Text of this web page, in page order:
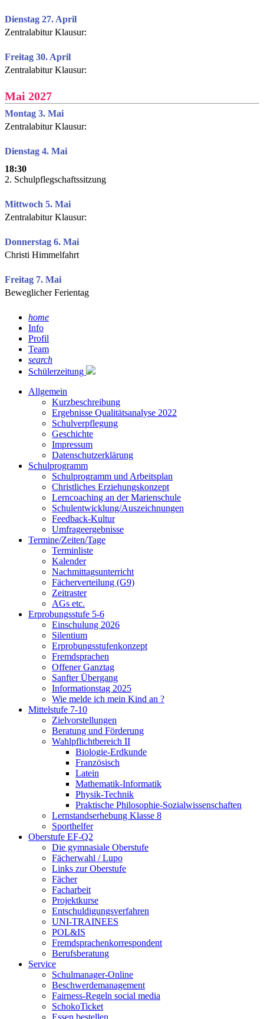
Dienstag 27. April
Zentralabitur Klausur:
Freitag 30. April
Zentralabitur Klausur:
Mai 2027
Montag 3. Mai
Zentralabitur Klausur:
Dienstag 4. Mai
18:30
2. Schulpflegschaftssitzung
Mittwoch 5. Mai
Zentralabitur Klausur:
Donnerstag 6. Mai
Christi Himmelfahrt
Freitag 7. Mai
Beweglicher Ferientag
home
Info
Profil
Team
search
Schülerzeitung
Allgemein
Kurzbeschreibung
Ergebnisse Qualitätsanalyse 2022
Schulverpflegung
Geschichte
Impressum
Datenschutzerklärung
Schulprogramm
Schulprogramm und Arbeitsplan
Christliches Erziehungskonzept
Lerncoaching an der Marienschule
Schulentwicklung/Auszeichnungen
Feedback-Kultur
Umfrageergebnisse
Termine/Zeiten/Tage
Terminliste
Kalender
Nachmittagsunterricht
Fächerverteilung (G9)
Zeitraster
AGs etc.
Erprobungsstufe 5-6
Einschulung 2026
Silentium
Erprobungsstufenkonzept
Fremdsprachen
Offener Ganztag
Sanfter Übergang
Informationstag 2025
Wie melde ich mein Kind an ?
Mittelstufe 7-10
Zielvorstellungen
Beratung und Förderung
Wahlpflichtbereich II
Biologie-Erdkunde
Französisch
Latein
Mathematik-Informatik
Physik-Technik
Praktische Philosophie-Sozialwissenschaften
Lernstandserhebung Klasse 8
Sporthelfer
Oberstufe EF-Q2
Die gymnasiale Oberstufe
Fächerwahl / Lupo
Links zur Oberstufe
Fächer
Facharbeit
Projektkurse
Entschuldigungsverfahren
UNI-TRAINEES
POL&IS
Fremdsprachenkorrespondent
Berufsberatung
Service
Schulmanager-Online
Beschwerdemanagement
Fairness-Regeln social media
SchokoTicket
Essen bestellen